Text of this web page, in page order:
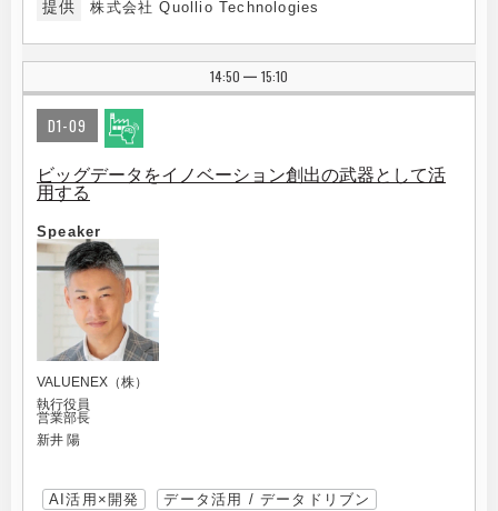
提供 株式会社 Quollio Technologies
14:50 | 15:10
D1-09
ビッグデータをイノベーション創出の武器として活
用する
Speaker
VALUENEX（株）
執行役員
営業部長
新井 陽
AI活用×開発
データ活用 / データドリブン